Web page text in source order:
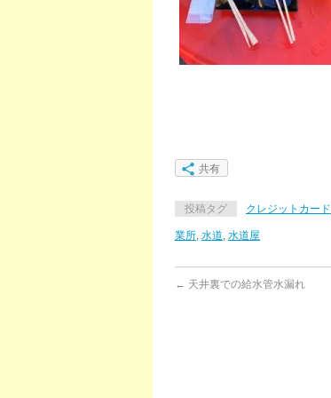
共有
投稿タグ クレジットカード
業所, 水道, 水道屋
← 天井裏での給水管水漏れ